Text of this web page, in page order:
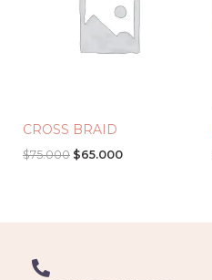
CROSS BRAID
$75.000 $65.000